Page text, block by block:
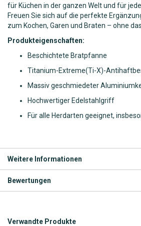
für Küchen in der ganzen Welt und für
Freuen Sie sich auf die perfekte
zum Kochen, Garen und Braten – ohne
Produkteigenschaften:
Beschichtete Bratpfanne
Titanium-Extreme(Ti-X)-
Massiv geschmiedeter
Hochwertiger Edelstahlgriff
Für alle Herdarten geeignet,
Weitere Informationen
Bewertungen
Verwandte Produkte